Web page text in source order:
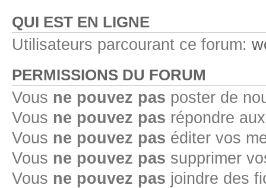
QUI EST EN LIGNE
Utilisateurs parcourant ce forum:
PERMISSIONS DU FORUM
Vous ne pouvez pas poster de
Vous ne pouvez pas répondre
Vous ne pouvez pas éditer vos
Vous ne pouvez pas supprimer
Vous ne pouvez pas joindre des